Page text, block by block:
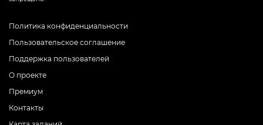
Политика конфиденциальности
Пользовательское соглашение
Поддержка пользователей
О проекте
Премиум
Контакты